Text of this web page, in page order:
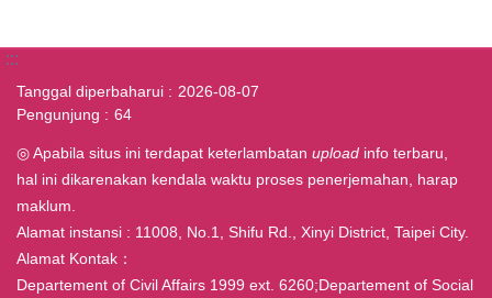
:::
Tanggal diperbaharui
2026-08-07
Pengunjung
64
◎ Apabila situs ini terdapat keterlambatan upload info terbaru,
hal ini dikarenakan kendala waktu proses penerjemahan, harap
maklum.
Alamat instansi : 11008, No.1, Shifu Rd., Xinyi District, Taipei City.
Alamat Kontak：
Departement of Civil Affairs 1999 ext. 6260;Departement of Social